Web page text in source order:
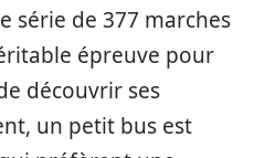
série de 377 marches
épreuve pour
découvrir ses
un petit bus est